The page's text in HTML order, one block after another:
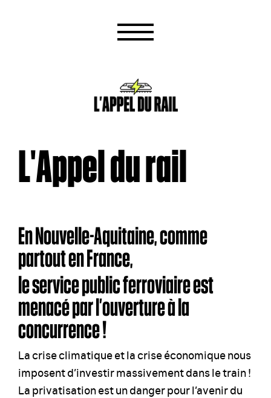
L'Appel du rail
En Nouvelle-Aquitaine, comme
partout en France,
le service public ferroviaire est
menacé par l’ouverture à la
concurrence !
La crise climatique et la crise économique nous
imposent d’investir massivement dans le train !
La privatisation est un danger pour l’avenir du